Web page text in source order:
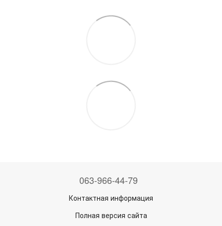
063-966-44-79
Контактная информация
Полная версия сайта